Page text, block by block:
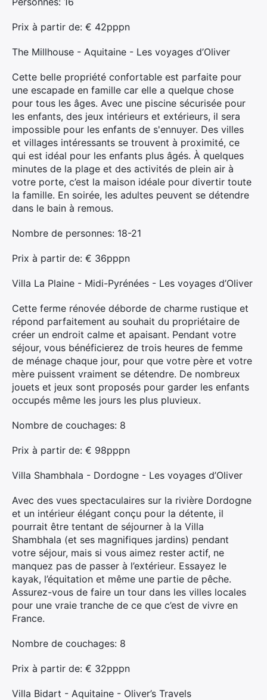
Prix ​​à partir de: € 42pppn
The Millhouse - Aquitaine - Les voyages d’Oliver
Cette belle propriété confortable est parfaite pour
une escapade en famille car elle a quelque chose
pour tous les âges. Avec une piscine sécurisée pour
les enfants, des jeux intérieurs et extérieurs, il sera
impossible pour les enfants de s'ennuyer. Des villes
et villages intéressants se trouvent à proximité, ce
qui est idéal pour les enfants plus âgés. À quelques
minutes de la plage et des activités de plein air à
votre porte, c’est la maison idéale pour divertir toute
la famille. En soirée, les adultes peuvent se détendre
dans le bain à remous.
Nombre de personnes: 18-21
Prix ​​à partir de: € 36pppn
Villa La Plaine - Midi-Pyrénées - Les voyages d’Oliver
Cette ferme rénovée déborde de charme rustique et
répond parfaitement au souhait du propriétaire de
créer un endroit calme et apaisant. Pendant votre
séjour, vous bénéficierez de trois heures de femme
de ménage chaque jour, pour que votre père et votre
mère puissent vraiment se détendre. De nombreux
jouets et jeux sont proposés pour garder les enfants
occupés même les jours les plus pluvieux.
Nombre de couchages: 8
Prix ​​à partir de: € 98pppn
Villa Shambhala - Dordogne - Les voyages d’Oliver
Avec des vues spectaculaires sur la rivière Dordogne
et un intérieur élégant conçu pour la détente, il
pourrait être tentant de séjourner à la Villa
Shambhala (et ses magnifiques jardins) pendant
votre séjour, mais si vous aimez rester actif, ne
manquez pas de passer à l’extérieur. Essayez le
kayak, l’équitation et même une partie de pêche.
Assurez-vous de faire un tour dans les villes locales
pour une vraie tranche de ce que c’est de vivre en
France.
Nombre de couchages: 8
Prix ​​à partir de: € 32pppn
Villa Bidart - Aquitaine - Oliver’s Travels
×
Rechercher